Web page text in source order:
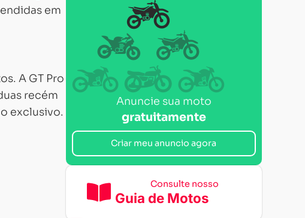
em
A GT Pro
recém
exclusivo.
Anuncie sua moto
gratuitamente
Criar meu anuncio agora
Consulte nosso
Guia de Motos